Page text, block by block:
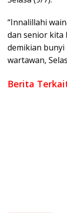
“Innalillahi
dan senior kita
demikian
wartawan,
Berita